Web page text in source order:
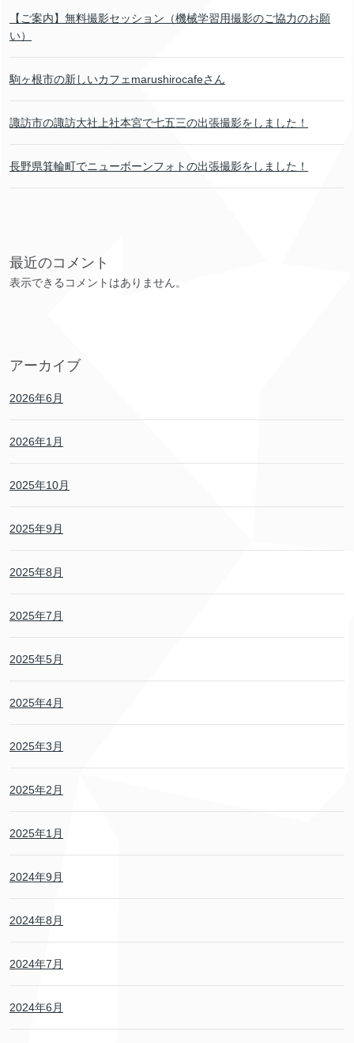
【ご案内】無料撮影セッション（機械学習用撮影のご協力のお願
い）
駒ヶ根市の新しいカフェmarushirocafeさん
諏訪市の諏訪大社上社本宮で七五三の出張撮影をしました！
長野県箕輪町でニューボーンフォトの出張撮影をしました！
最近のコメント
表示できるコメントはありません。
アーカイブ
2026年6月
2026年1月
2025年10月
2025年9月
2025年8月
2025年7月
2025年5月
2025年4月
2025年3月
2025年2月
2025年1月
2024年9月
2024年8月
2024年7月
2024年6月